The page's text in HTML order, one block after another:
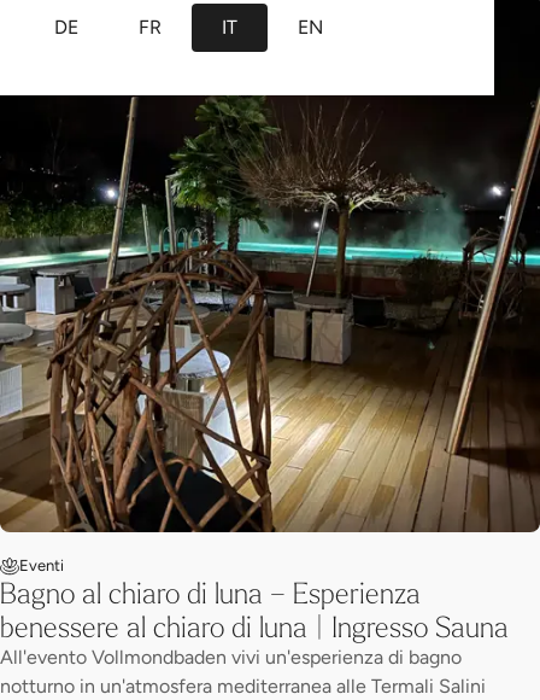
DE FR IT EN
Eventi
Bagno al chiaro di luna – Esperienza
benessere al chiaro di luna | Ingresso Sauna
All'evento Vollmondbaden vivi un'esperienza di bagno
notturno in un'atmosfera mediterranea alle Termali Salini